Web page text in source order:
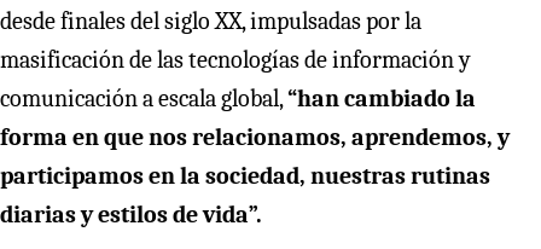
desde finales del siglo XX, impulsadas por la
masificación de las tecnologías de información y
comunicación a escala global,“han cambiado la
forma en que nos relacionamos, aprendemos, y
participamos en la sociedad, nuestras rutinas
diarias y estilos de vida”.